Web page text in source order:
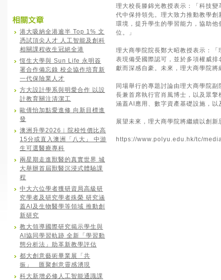
港大吸納全港逾半 Top 1% 文
憑試頂尖人才 人工智能及創科
相關課程收生冠絕全港
恆生大學與 Sun Life 永明簽
署合作備忘錄 校企協作培育新
一代保險業人才
方大設計學系與明愛合作 以設
計教育關注清潔工
歐倩怡加點愛進修 向新目標進
發
澳洲升學2026︱院校性價比高
15分或直入澳洲「八大」 中游
生可選醫療專科
兩星期走進獸醫的真實世界 城
大舉辦首屆獸醫沉浸式體驗課
程
中大六位學者獲研資局高級研
究學者及研究學者殊榮 研究涵
蓋AI及生物醫學等領域 推動創
新研究
教大領導國際研究揭示學生與
AI協同學習軌跡 全新「學習動
態分析法」助革新教學評估
都大創意藝術畢業展「共
振」 匯聚創意靈感湧現
科大新增必修人工智能通識課
理大校長滕錦光教授表示：「科技
代中保持領先。理大致力推動教學
環境，提升學生的學習能力，協助
位。」
理大商學院院長鄭大昭教授表示：
表現備受國際認可，並於多項權威
獻而深感自豪。未來，理大商學院
同場舉行的專題討論由理大商學院
長兼首席執行官肖風博士，以及眾
涵蓋AI應用、數字資產基礎設施，
展望未來，理大商學院將繼續以創
https://www.polyu.edu.hk/tc/